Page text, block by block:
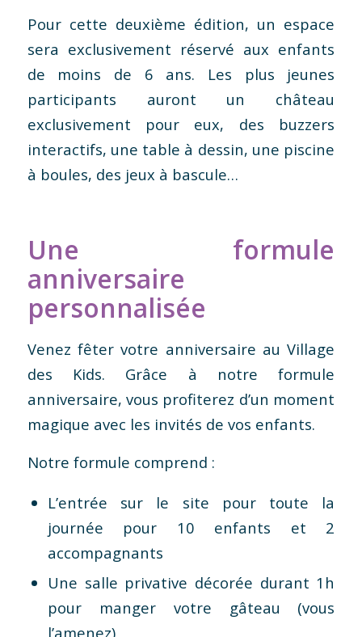
Pour cette deuxième édition, un espace
sera exclusivement réservé aux enfants
de moins de 6 ans. Les plus jeunes
participants auront un château
exclusivement pour eux, des buzzers
interactifs, une table à dessin, une piscine
à boules, des jeux à bascule…
Une formule
anniversaire
personnalisée
Venez fêter votre anniversaire au Village
des Kids. Grâce à notre formule
anniversaire, vous profiterez d’un moment
magique avec les invités de vos enfants.
Notre formule comprend :
L’entrée sur le site pour toute la
journée pour 10 enfants et 2
accompagnants
Une salle privative décorée durant 1h
pour manger votre gâteau (vous
l’amenez)